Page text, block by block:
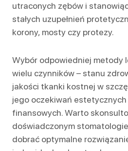
utraconych zębów i
stałych uzupełnień
korony, mosty czy protezy.
Wybór odpowiedniej metody
wielu czynników – stanu
jakości tkanki kostnej w
jego oczekiwań
finansowych. Warto
doświadczonym
dobrać optymalne